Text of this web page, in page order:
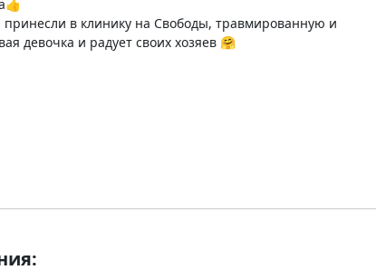
принесли в клинику на Свободы, травмированную и
девочка и радует своих хозяев 🤗